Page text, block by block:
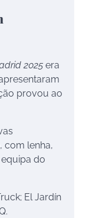
2025 era
provou ao
com lenha,
do
El Jardín